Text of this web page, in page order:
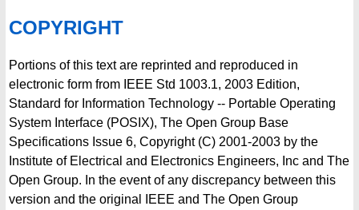
COPYRIGHT
Portions of this text are reprinted and reproduced in
electronic form from IEEE Std 1003.1, 2003 Edition,
Standard for Information Technology -- Portable Operating
System Interface (POSIX), The Open Group Base
Specifications Issue 6, Copyright (C) 2001-2003 by the
Institute of Electrical and Electronics Engineers, Inc and The
Open Group. In the event of any discrepancy between this
version and the original IEEE and The Open Group